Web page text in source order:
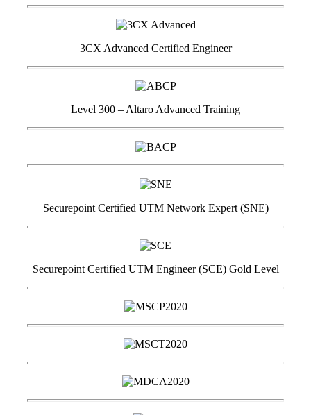
3CX Advanced Certified Engineer
Level 300 – Altaro Advanced Training
Securepoint Certified UTM Network Expert (SNE)
Securepoint Certified UTM Engineer (SCE) Gold Level